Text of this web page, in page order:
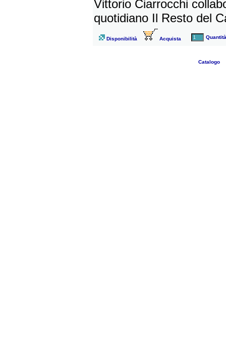
Vittorio Ciarrocchi
quotidiano Il Resto del
Disponibilità Acquista Quantità
Catalogo